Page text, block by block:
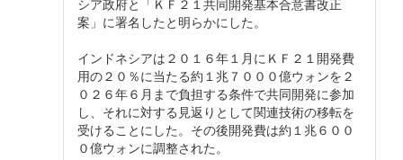
シア政府と「ＫＦ２１共同開発基本合意書改正
案」に署名したと明らかにした。
インドネシアは２０１６年１月にＫＦ２１開発費
用の２０％に当たる約１兆７０００億ウォンを２
０２６年６月まで負担する条件で共同開発に参加
し、それに対する見返りとして関連技術の移転を
受けることにした。その後開発費は約１兆６００
０億ウォンに調整された。